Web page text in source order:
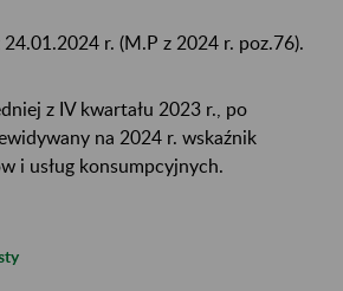
r. (M.P z 2024 r. poz.76).
z IV kwartału 2023 r., po
na 2024 r. wskaźnik
i usług konsumpcyjnych.